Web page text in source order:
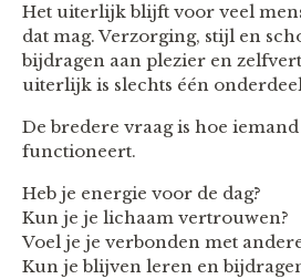
Het uiterlijk blijft voor veel
dat mag. Verzorging, stijl en
bijdragen aan plezier en
uiterlijk is slechts één
De bredere vraag is hoe
functioneert.
Heb je energie voor de dag?
Kun je je lichaam vertrouwen?
Voel je je verbonden met
Kun je blijven leren en